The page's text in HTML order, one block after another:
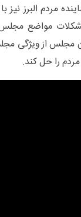
مردم البرز
مواضع
مجلس از ویژگی
را حل کند.